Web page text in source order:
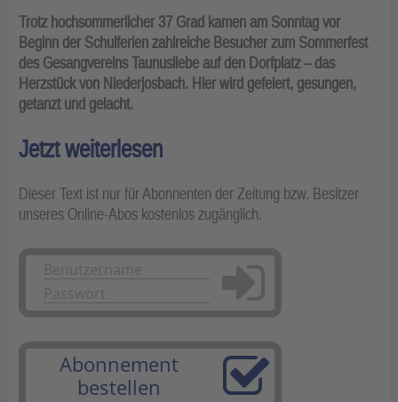
Trotz hochsommerlicher 37 Grad kamen am Sonntag vor
Beginn der Schulferien zahlreiche Besucher zum Sommerfest
des Gesangvereins Taunusliebe auf den Dorfplatz – das
Herzstück von Niederjosbach. Hier wird gefeiert, gesungen,
getanzt und gelacht.
Jetzt weiterlesen
Dieser Text ist nur für Abonnenten der Zeitung bzw. Besitzer
unseres Online-Abos kostenlos zugänglich.
Anmelden
Abonnement
bestellen